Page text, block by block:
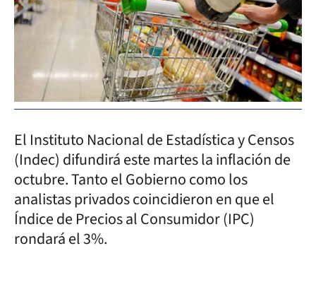
El Instituto Nacional de Estadística y Censos
(Indec) difundirá este martes la inflación de
octubre. Tanto el Gobierno como los
analistas privados coincidieron en que el
Índice de Precios al Consumidor (IPC)
rondará el 3%.